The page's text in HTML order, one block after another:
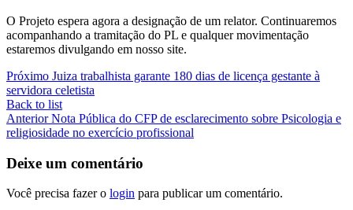
O Projeto espera agora a designação de um relator. Continuaremos
acompanhando a tramitação do PL e qualquer movimentação
estaremos divulgando em nosso site.
Próximo Juiza trabalhista garante 180 dias de licença gestante à
servidora celetista
Back to list
Anterior Nota Pública do CFP de esclarecimento sobre Psicologia e
religiosidade no exercício profissional
Deixe um comentário
Você precisa fazer o login para publicar um comentário.